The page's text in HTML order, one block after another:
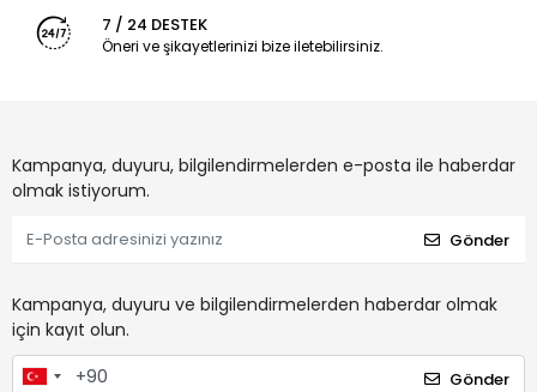
7 / 24 DESTEK
Öneri ve şikayetlerinizi bize iletebilirsiniz.
Kampanya, duyuru, bilgilendirmelerden e-posta ile haberdar
olmak istiyorum.
Gönder
Kampanya, duyuru ve bilgilendirmelerden haberdar olmak
için kayıt olun.
Gönder